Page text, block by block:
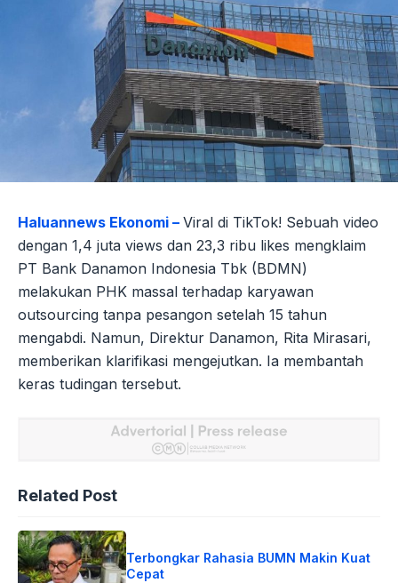
Haluannews Ekonomi – Viral di TikTok! Sebuah video
dengan 1,4 juta views dan 23,3 ribu likes mengklaim
PT Bank Danamon Indonesia Tbk (BDMN)
melakukan PHK massal terhadap karyawan
outsourcing tanpa pesangon setelah 15 tahun
mengabdi. Namun, Direktur Danamon, Rita Mirasari,
memberikan klarifikasi mengejutkan. Ia membantah
keras tudingan tersebut.
Related Post
Terbongkar Rahasia BUMN Makin Kuat
Cepat